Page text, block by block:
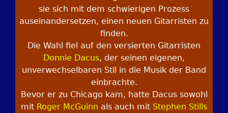
sie sich mit dem schwierigen Prozess
auseinandersetzen, einen neuen Gitarristen zu
finden.
Die Wahl fiel auf den versierten Gitarristen
Donnie Dacus, der seinen eigenen,
unverwechselbaren Stil in die Musik der Band
einbrachte.
Bevor er zu Chicago kam, hatte Dacus sowohl
mit Roger McGuinn als auch mit Stephen Stills